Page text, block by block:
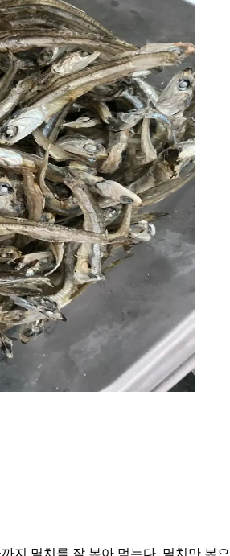
지 멸치를 잘 볶아 먹는다. 멸치만 볶